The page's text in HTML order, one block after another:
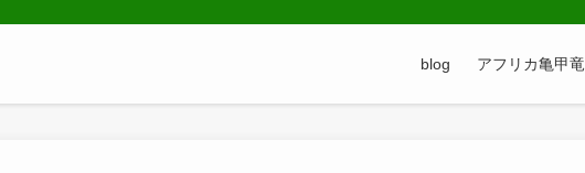
blog アフリカ亀甲竜